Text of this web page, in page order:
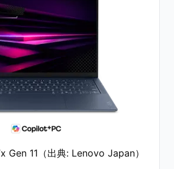
Gen 11（出典: Lenovo Japan）